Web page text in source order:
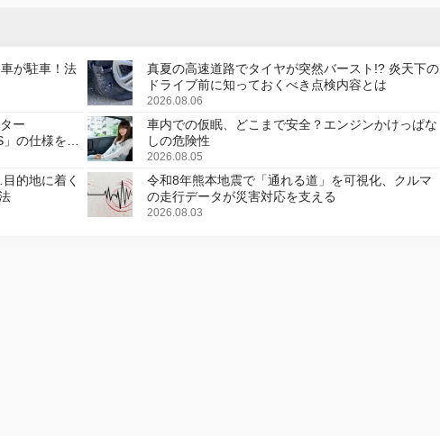
が駐車！法
真夏の高速道路でタイヤが突然バースト!? 炎天下の
ドライブ前に知っておくべき点検内容とは
2026.08.06
ー
の仕様を変
車内での仮眠、どこまで安全？エンジンかけっぱな
しの危険性
2026.08.05
的地に着く
令和8年熊本地震で「通れる道」を可視化、クルマ
の走行データが災害対応を支える
2026.08.03